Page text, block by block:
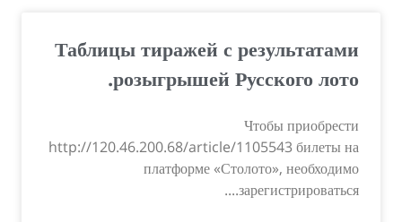
Таблицы тиражей с результатами
розыгрышей Русского лото.
Чтобы приобрести
http://120.46.200.68/article/1105543 билеты на
платформе «Столото», необходимо
зарегистрироваться....